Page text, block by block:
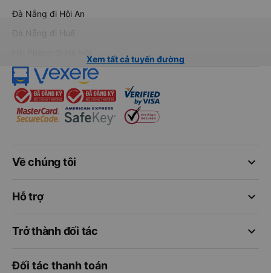
Đà Nẵng đi Hội An
Đà Nẵng đi Huế
Xem tất cả tuyến đường
keyboard_arrow_down
Về chúng tôi
keyboard_arrow_down
Hỗ trợ
keyboard_arrow_down
Trở thành đối tác
Đối tác thanh toán